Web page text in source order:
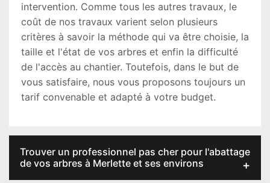
intervention. Comme tous les autres travaux, le
coût de nos travaux varient selon plusieurs
critères à savoir la méthode qui va être choisie, la
taille et l'état de vos arbres et enfin la difficulté
de l'accès au chantier. Toutefois, dans le but de
vous satisfaire, nous vous proposons toujours un
tarif convenable et adapté à votre budget.
Trouver un professionnel pas cher pour l'abattage
de vos arbres à Merlette et ses environs